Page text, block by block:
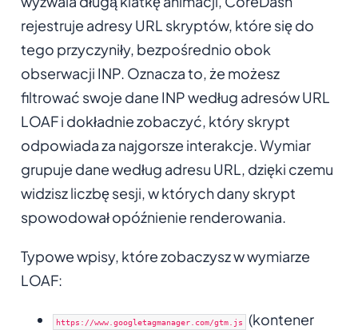
rejestruje adresy URL skryptów, które się do
tego przyczyniły, bezpośrednio obok
obserwacji INP. Oznacza to, że możesz
filtrować swoje dane INP według adresów URL
LOAF i dokładnie zobaczyć, który skrypt
odpowiada za najgorsze interakcje. Wymiar
grupuje dane według adresu URL, dzięki czemu
widzisz liczbę sesji, w których dany skrypt
spowodował opóźnienie renderowania.
Typowe wpisy, które zobaczysz w wymiarze
LOAF:
https://www.googletagmanager.com/gtm.js (kontener